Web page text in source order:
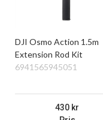
DJI Osmo Action 1.5m
Extension Rod Kit
6941565945051
430